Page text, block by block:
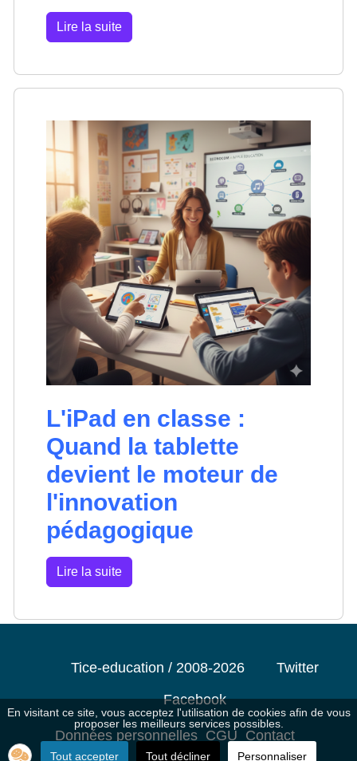
Lire la suite
L'iPad en classe :
Quand la tablette
devient le moteur de
l'innovation
pédagogique
Lire la suite
Tice-education / 2008-2026
Twitter
Facebook
Données personnelles CGU Contact
En visitant ce site, vous acceptez l'utilisation de cookies afin de vous
proposer les meilleurs services possibles.
Tout accepter Tout décliner Personnaliser